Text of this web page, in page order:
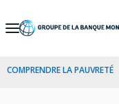
Skip
Navigation
COMPRENDRE LA PAUVRETÉ